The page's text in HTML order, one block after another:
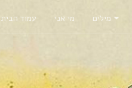
עמוד הבית מי אני מילים